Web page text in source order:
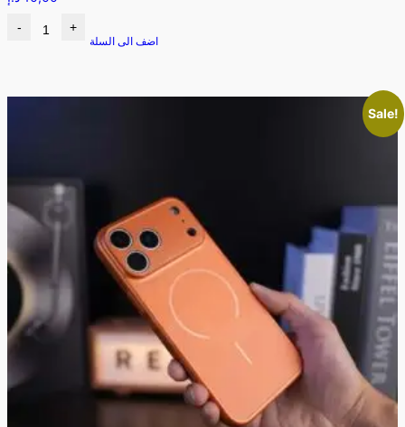
- +
اضف الى السلة
Sale!